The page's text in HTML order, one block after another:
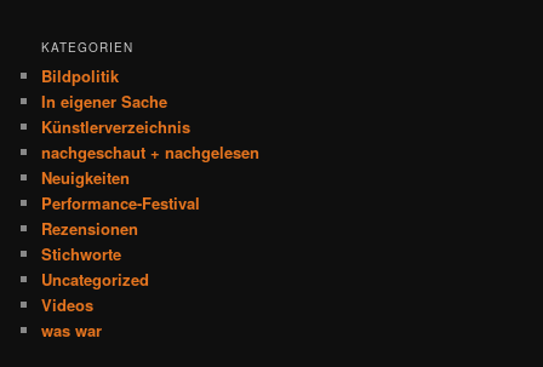
KATEGORIEN
Bildpolitik
In eigener Sache
Künstlerverzeichnis
nachgeschaut + nachgelesen
Neuigkeiten
Performance-Festival
Rezensionen
Stichworte
Uncategorized
Videos
was war